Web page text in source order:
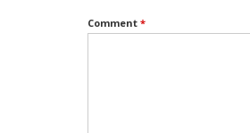
Comment *